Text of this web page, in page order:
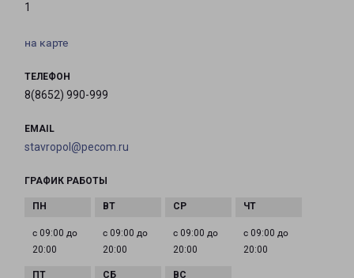
1
на карте
ТЕЛЕФОН
8(8652) 990-999
EMAIL
stavropol@pecom.ru
ГРАФИК РАБОТЫ
с 09:00 до
20:00
с 09:00 до
20:00
с 09:00 до
20:00
с 09:00 до
20:00